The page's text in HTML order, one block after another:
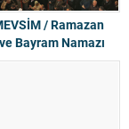
/ Ramazan
Bayram Namazı